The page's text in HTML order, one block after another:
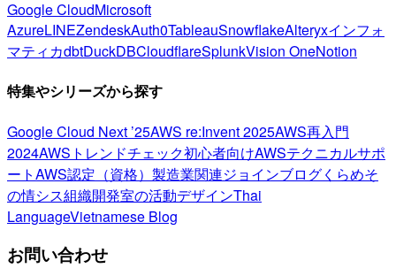
Google CloudMicrosoft
AzureLINEZendeskAuth0TableauSnowflakeAlteryxインフォ
マティカdbtDuckDBCloudflareSplunkVision OneNotion
特集やシリーズから探す
Google Cloud Next ’25AWS re:Invent 2025AWS再入門
2024AWSトレンドチェック初心者向けAWSテクニカルサポ
ートAWS認定（資格） 製造業関連ジョインブログくらめそ
の情シス組織開発室の活動デザインThai
LanguageVietnamese Blog
お問い合わせ